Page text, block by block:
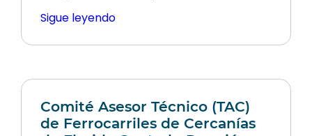
Sigue leyendo
Comité Asesor Técnico (TAC)
de Ferrocarriles de Cercanías